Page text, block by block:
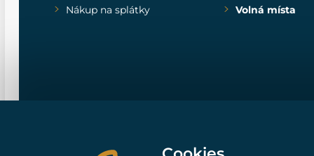
Nákup na splátky
Volná místa